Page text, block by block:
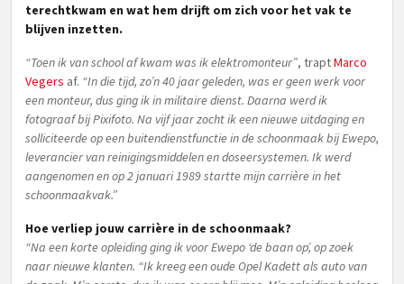
terechtkwam en wat hem drijft om zich voor het vak te
blijven inzetten.
“Toen ik van school af kwam was ik elektromonteur”, traptMarco
Vegers af. “In die tijd, zo’n 40 jaar geleden, was er geen werk voor
een monteur, dus ging ik in militaire dienst. Daarna werd ik
fotograaf bij Pixifoto. Na vijf jaar zocht ik een nieuwe uitdaging en
solliciteerde op een buitendienstfunctie in de schoonmaak bij Ewepo,
leverancier van reinigingsmiddelen en doseersystemen. Ik werd
aangenomen en op 2 januari 1989 startte mijn carrière in het
schoonmaakvak.”
Hoe verliep jouw carrière in de schoonmaak?
“Na een korte opleiding ging ik voor Ewepo ‘de baan op’, op zoek
naar nieuwe klanten. “Ik kreeg een oude Opel Kadett als auto van